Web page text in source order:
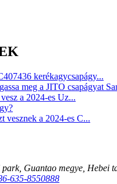
kerékagycsapágy...
meg a JITO csapágyat
a 2024-es Uz...
vesznek a 2024-es C...
Guantao megye, Hebei
635-8550888